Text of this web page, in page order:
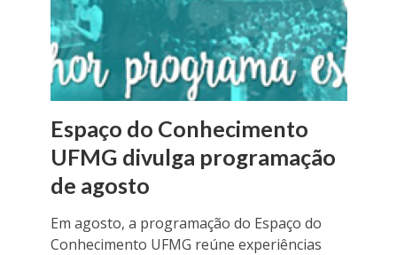
Espaço do Conhecimento
UFMG divulga programação
de agosto
Em agosto, a programação do Espaço do
Conhecimento UFMG reúne experiências